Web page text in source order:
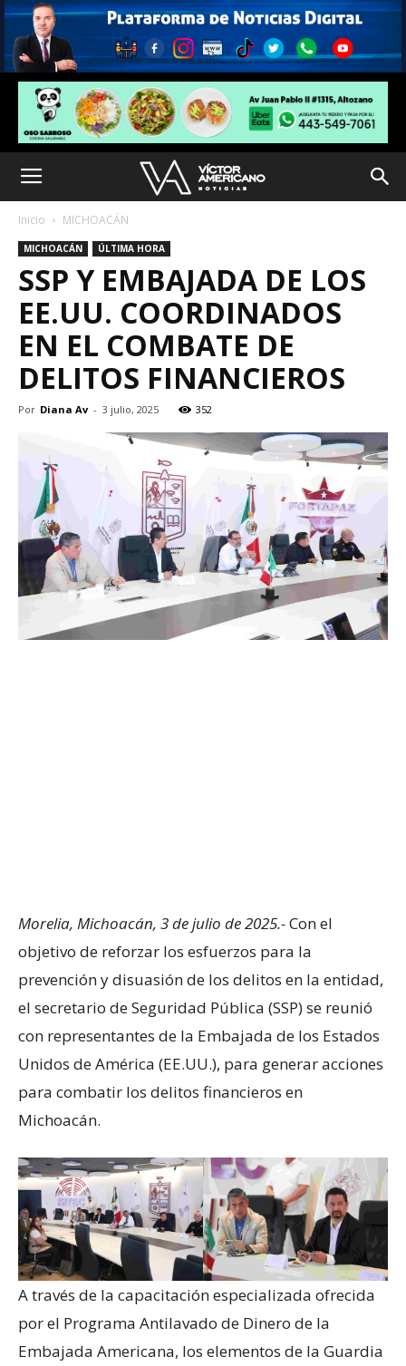
Inicio MICHOACÁN
MICHOACÁN ÚLTIMA HORA
SSP Y EMBAJADA DE LOS
EE.UU. COORDINADOS
EN EL COMBATE DE
DELITOS FINANCIEROS
Por Diana Av - 3 julio, 2025 352
Morelia, Michoacán, 3 de julio de 2025.-Con el
objetivo de reforzar los esfuerzos para la
prevención y disuasión de los delitos en la entidad,
el secretario de Seguridad Pública (SSP) se reunió
con representantes de la Embajada de los Estados
Unidos de América (EE.UU.), para generar acciones
para combatir los delitos financieros en
Michoacán.
A través de la capacitación especializada ofrecida
por el Programa Antilavado de Dinero de la
Embajada Americana, los elementos de la Guardia